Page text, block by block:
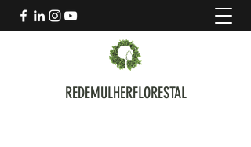
REDEMULHERFLORESTAL